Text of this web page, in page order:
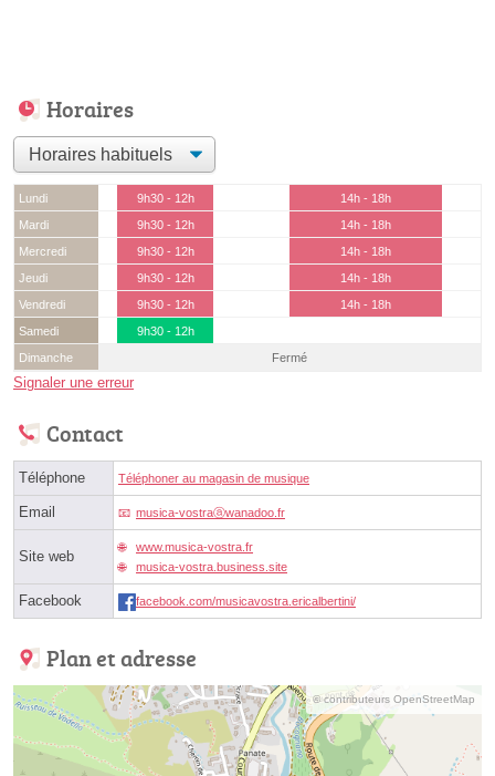
Horaires
Lundi 9h30 - 12h
14h - 18h
Mardi
9h30 - 12h
14h - 18h
Mercredi
9h30 - 12h
14h - 18h
Jeudi
9h30 - 12h
14h - 18h
Vendredi
9h30 - 12h
14h - 18h
Samedi
9h30 - 12h
Dimanche
Fermé
Signaler une erreur
Contact
Téléphone Téléphoner au magasin de musique
Email musica-vostraⓐwanadoo.fr
Site web
www.musica-vostra.fr
musica-vostra.business.site
Facebook facebook.com/musicavostra.ericalbertini/
Plan et adresse
© contributeurs OpenStreetMap